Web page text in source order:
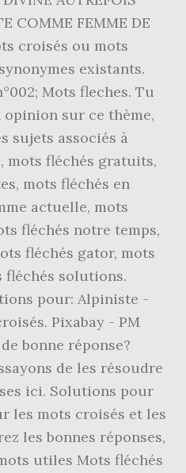
COMME FEMME DE
croisés ou mots
existants.
Mots fleches. Tu
sur ce thème,
sujets associés à
mots fléchés gratuits,
mots fléchés en
actuelle, mots
fléchés notre temps,
fléchés gator, mots
fléchés solutions.
pour: Alpiniste -
Pixabay - PM
bonne réponse?
de les résoudre
ici. Solutions pour
les mots croisés et les
les bonnes réponses,
utiles Mots fléchés